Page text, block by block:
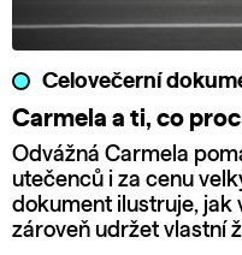
Celovečerní
Carmela a ti, co
Odvážná Carmela
utečenců i za cenu
dokument ilustruje, jak
zároveň udržet vlastní